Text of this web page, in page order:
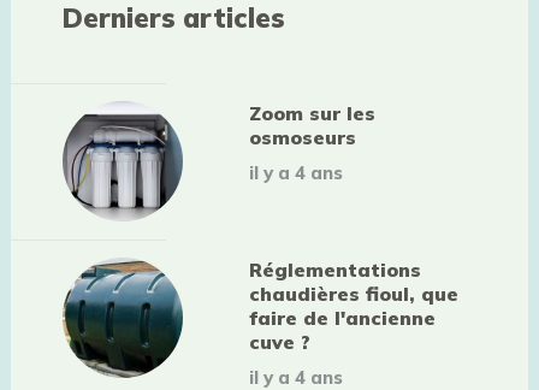
Derniers articles
Zoom sur les
osmoseurs
il y a 4 ans
Réglementations
chaudières fioul, que
faire de l'ancienne
cuve ?
il y a 4 ans